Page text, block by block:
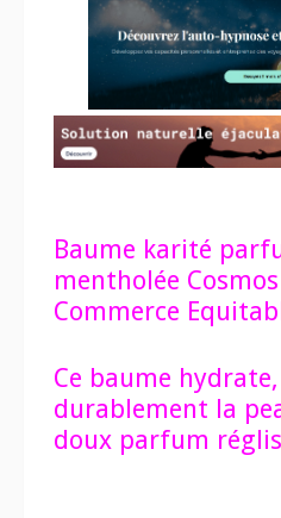
Baume karité
mentholée
Commerce
Ce baume
durablement la
doux parfum